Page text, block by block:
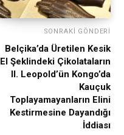
SONRAKI GÖNDERI
Belçika’da Üretilen Kesik
El Şeklindeki Çikolataların
II. Leopold’ün Kongo’da
Kauçuk
Toplayamayanların Elini
Kestirmesine Dayandığı
İddiası